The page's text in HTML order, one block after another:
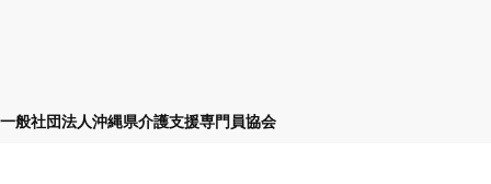
一般社団法人沖縄県介護支援専門員協会